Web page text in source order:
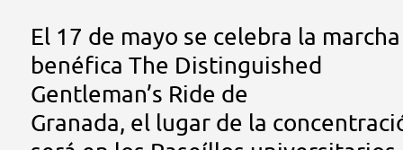
El 17 de mayo se celebra la marcha
benéfica The Distinguished
Gentleman’s Ride de
Granada, el lugar de la